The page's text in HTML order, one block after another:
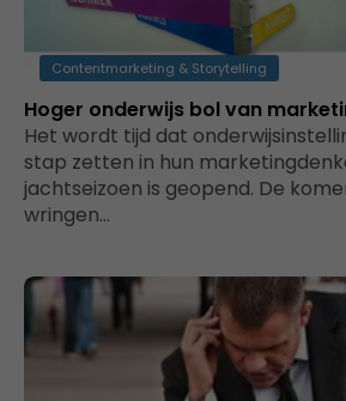
Contentmarketing & Storytelling
Hoger onderwijs bol van
Het wordt tijd dat
stap zetten in hun
jachtseizoen is geopend. De
wringen…